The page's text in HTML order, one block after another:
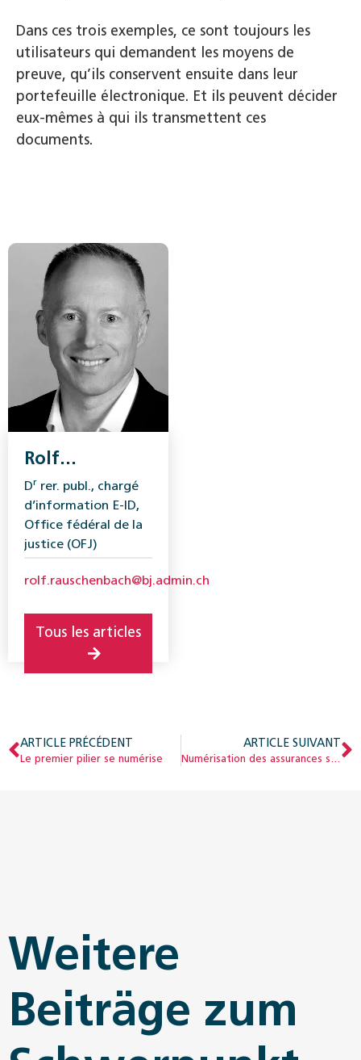
Dans ces trois exemples, ce sont toujours les
utilisateurs qui demandent les moyens de
preuve, qu’ils conservent ensuite dans leur
portefeuille électronique. Et ils peuvent décider
eux-mêmes à qui ils transmettent ces
documents.
Rolf
Rauschenbach
Dr rer. publ., chargé
d’information E-ID,
Office fédéral de la
justice (OFJ)
rolf.rauschenbach@bj.admin.ch
Tous les articles
ARTICLE PRÉCÉDENT
Le premier pilier se numérise
ARTICLE SUIVANT
Numérisation des assurances sociales : l’échange de données au sein de l’Europe passe la vitesse supérieure
Weitere
Beiträge zum